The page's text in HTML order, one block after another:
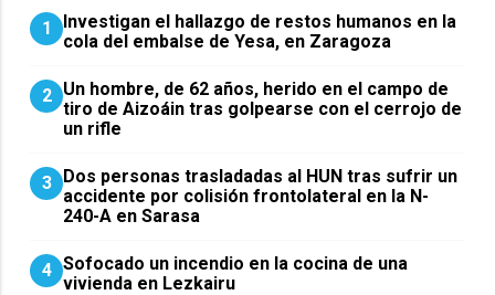
1
Investigan el hallazgo de restos humanos en la
cola del embalse de Yesa, en Zaragoza
2 Un hombre, de 62 años, herido en el campo de
tiro de Aizoáin tras golpearse con el cerrojo de
un rifle
3 ​Dos personas trasladadas al HUN tras sufrir un
accidente por colisión frontolateral en la N-
240-A en Sarasa
4 Sofocado un incendio en la cocina de una
vivienda en Lezkairu